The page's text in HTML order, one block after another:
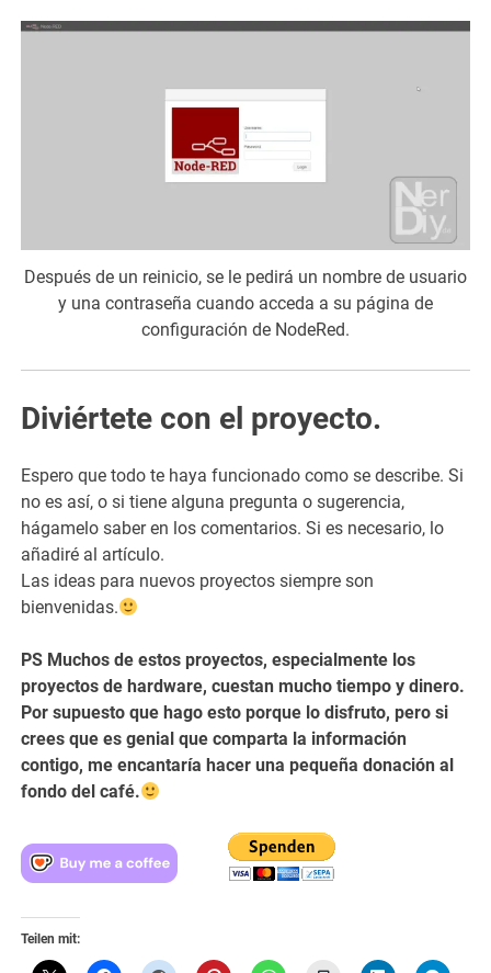
Después de un reinicio, se le pedirá un nombre de usuario
y una contraseña cuando acceda a su página de
configuración de NodeRed.
Diviértete con el proyecto.
Espero que todo te haya funcionado como se describe. Si
no es así, o si tiene alguna pregunta o sugerencia,
hágamelo saber en los comentarios. Si es necesario, lo
añadiré al artículo.
Las ideas para nuevos proyectos siempre son
bienvenidas.
PS Muchos de estos proyectos, especialmente los
proyectos de hardware, cuestan mucho tiempo y dinero.
Por supuesto que hago esto porque lo disfruto, pero si
crees que es genial que comparta la información
contigo, me encantaría hacer una pequeña donación al
fondo del café.
Teilen mit: